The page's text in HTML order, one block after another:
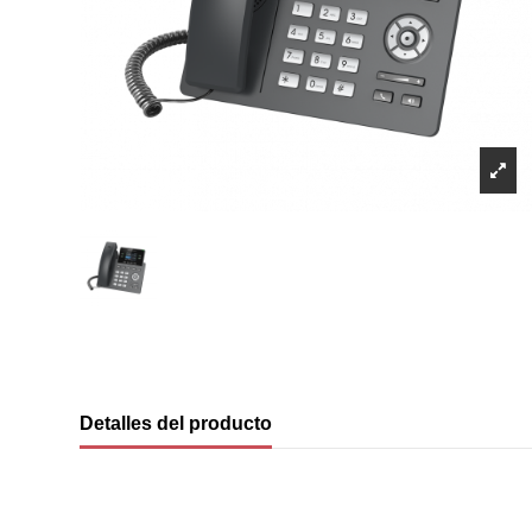
Detalles del producto